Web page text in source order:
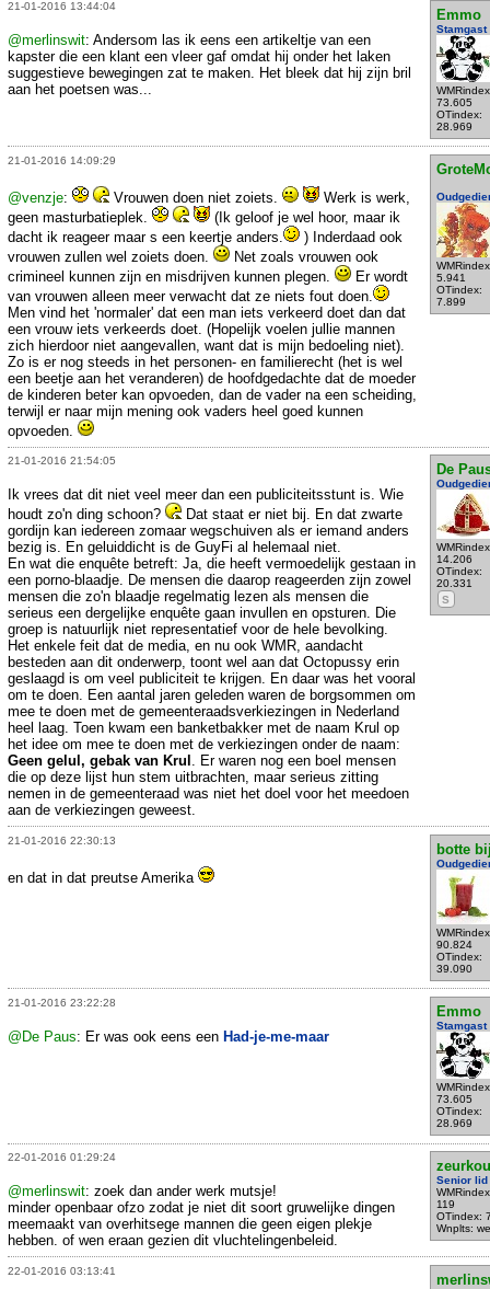
21-01-2016 13:44:04
Emmo
Stamgast
73.605
OTindex:
28.969
@merlinswit: Andersom las ik eens een artikeltje van een
kapster die een klant een vleer gaf omdat hij onder het laken
suggestieve bewegingen zat te maken. Het bleek dat hij zijn bril
aan het poetsen was...
21-01-2016 14:09:29
5.941
OTindex:
7.899
@venzje: Vrouwen doen niet zoiets.
Werk is werk,
geen masturbatieplek.
(Ik geloof je wel hoor, maar ik
dacht ik reageer maar s een keertje anders.
) Inderdaad ook
vrouwen zullen wel zoiets doen.
Net zoals vrouwen ook
crimineel kunnen zijn en misdrijven kunnen plegen.
Er wordt
van vrouwen alleen meer verwacht dat ze niets fout doen.
Men vind het 'normaler' dat een man iets verkeerd doet dan dat
een vrouw iets verkeerds doet. (Hopelijk voelen jullie mannen
zich hierdoor niet aangevallen, want dat is mijn bedoeling niet).
Zo is er nog steeds in het personen- en familierecht (het is wel
een beetje aan het veranderen) de hoofdgedachte dat de moeder
de kinderen beter kan opvoeden, dan de vader na een scheiding,
terwijl er naar mijn mening ook vaders heel goed kunnen
opvoeden.
21-01-2016 21:54:05
De
14.206
OTindex:
20.331
S
Ik vrees dat dit niet veel meer dan een publiciteitsstunt is. Wie
houdt zo'n ding schoon?
Dat staat er niet bij. En dat zwarte
gordijn kan iedereen zomaar wegschuiven als er iemand anders
bezig is. En geluiddicht is de GuyFi al helemaal niet.
En wat die enquête betreft: Ja, die heeft vermoedelijk gestaan in
een porno-blaadje. De mensen die daarop reageerden zijn zowel
mensen die zo'n blaadje regelmatig lezen als mensen die
serieus een dergelijke enquête gaan invullen en opsturen. Die
groep is natuurlijk niet representatief voor de hele bevolking.
Het enkele feit dat de media, en nu ook WMR, aandacht
besteden aan dit onderwerp, toont wel aan dat Octopussy erin
geslaagd is om veel publiciteit te krijgen. En daar was het vooral
om te doen. Een aantal jaren geleden waren de borgsommen om
mee te doen met de gemeenteraadsverkiezingen in Nederland
heel laag. Toen kwam een banketbakker met de naam Krul op
het idee om mee te doen met de verkiezingen onder de naam:
Geen gelul, gebak van Krul . Er waren nog een boel mensen
die op deze lijst hun stem uitbrachten, maar serieus zitting
nemen in de gemeenteraad was niet het doel voor het meedoen
aan de verkiezingen geweest.
21-01-2016 22:30:13
botte
90.824
OTindex:
39.090
en dat in dat preutse Amerika
21-01-2016 23:22:28
Emmo
Stamgast
73.605
OTindex:
28.969
@De Paus: Er was ook eens een Had-je-me-maar
22-01-2016 01:29:24
Senior lid
119
OTindex:
Wnplts:
@merlinswit: zoek dan ander werk mutsje!
minder openbaar ofzo zodat je niet dit soort gruwelijke dingen
meemaakt van overhitsege mannen die geen eigen plekje
hebben. of wen eraan gezien dit vluchtelingenbeleid.
22-01-2016 03:13:41